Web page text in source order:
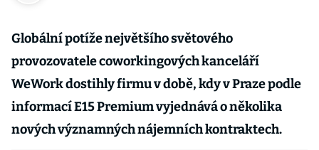
Globální potíže největšího světového
provozovatele coworkingových kanceláří
WeWork dostihly firmu v době, kdy v Praze podle
informací E15 Premium vyjednává o několika
nových významných nájemních kontraktech.